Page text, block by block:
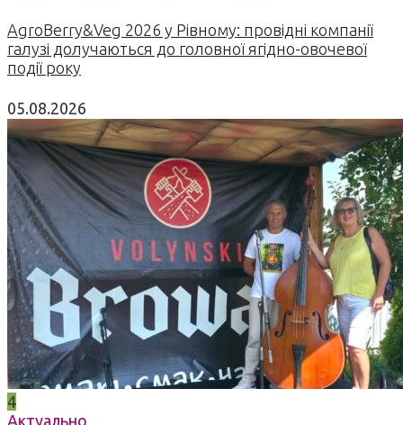
AgroBerry&Veg 2026 у Рівному: провідні компанії
галузі долучаються до головної ягідно-овочевої
події року
05.08.2026
4
Актуально